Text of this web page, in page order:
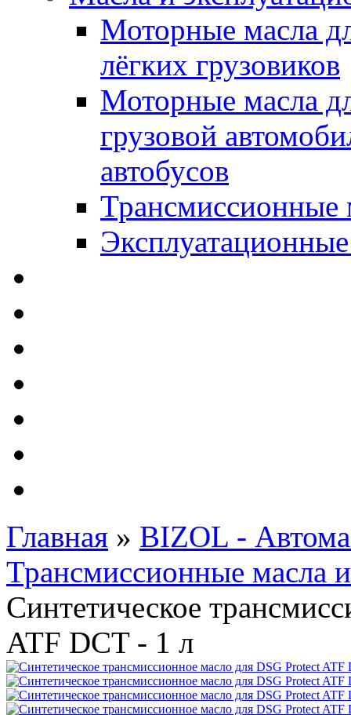
Моторные масла
лёгких грузовиков
Моторные масла
грузовой
автобусов
Трансмиссионные
Главная » BIZOL -
Трансмиссионные масла
Синтетическое
ATF DCT - 1 л